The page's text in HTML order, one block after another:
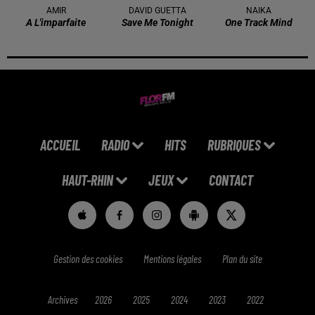
AMIR
A L'imparfaite
DAVID GUETTA
Save Me Tonight
NAIKA
One Track Mind
ACCUEIL RADIO HITS RUBRIQUES
HAUT-RHIN JEUX CONTACT
Gestion des cookies Mentions légales Plan du site
Archives 2026 2025 2024 2023 2022